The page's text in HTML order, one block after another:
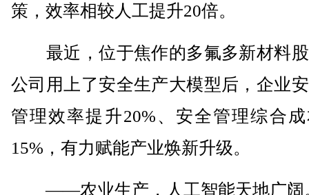
策，效率相较人工提升20倍。
最近，位于焦作的多氟多新材料
公司用上了安全生产大模型后，企业
管理效率提升20%、安全管理综合
15%，有力赋能产业焕新升级。
——农业生产，人工智能天地广阔